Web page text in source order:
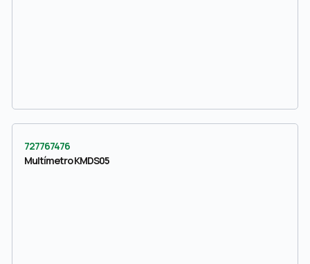
727767476
Multímetro KMDS05